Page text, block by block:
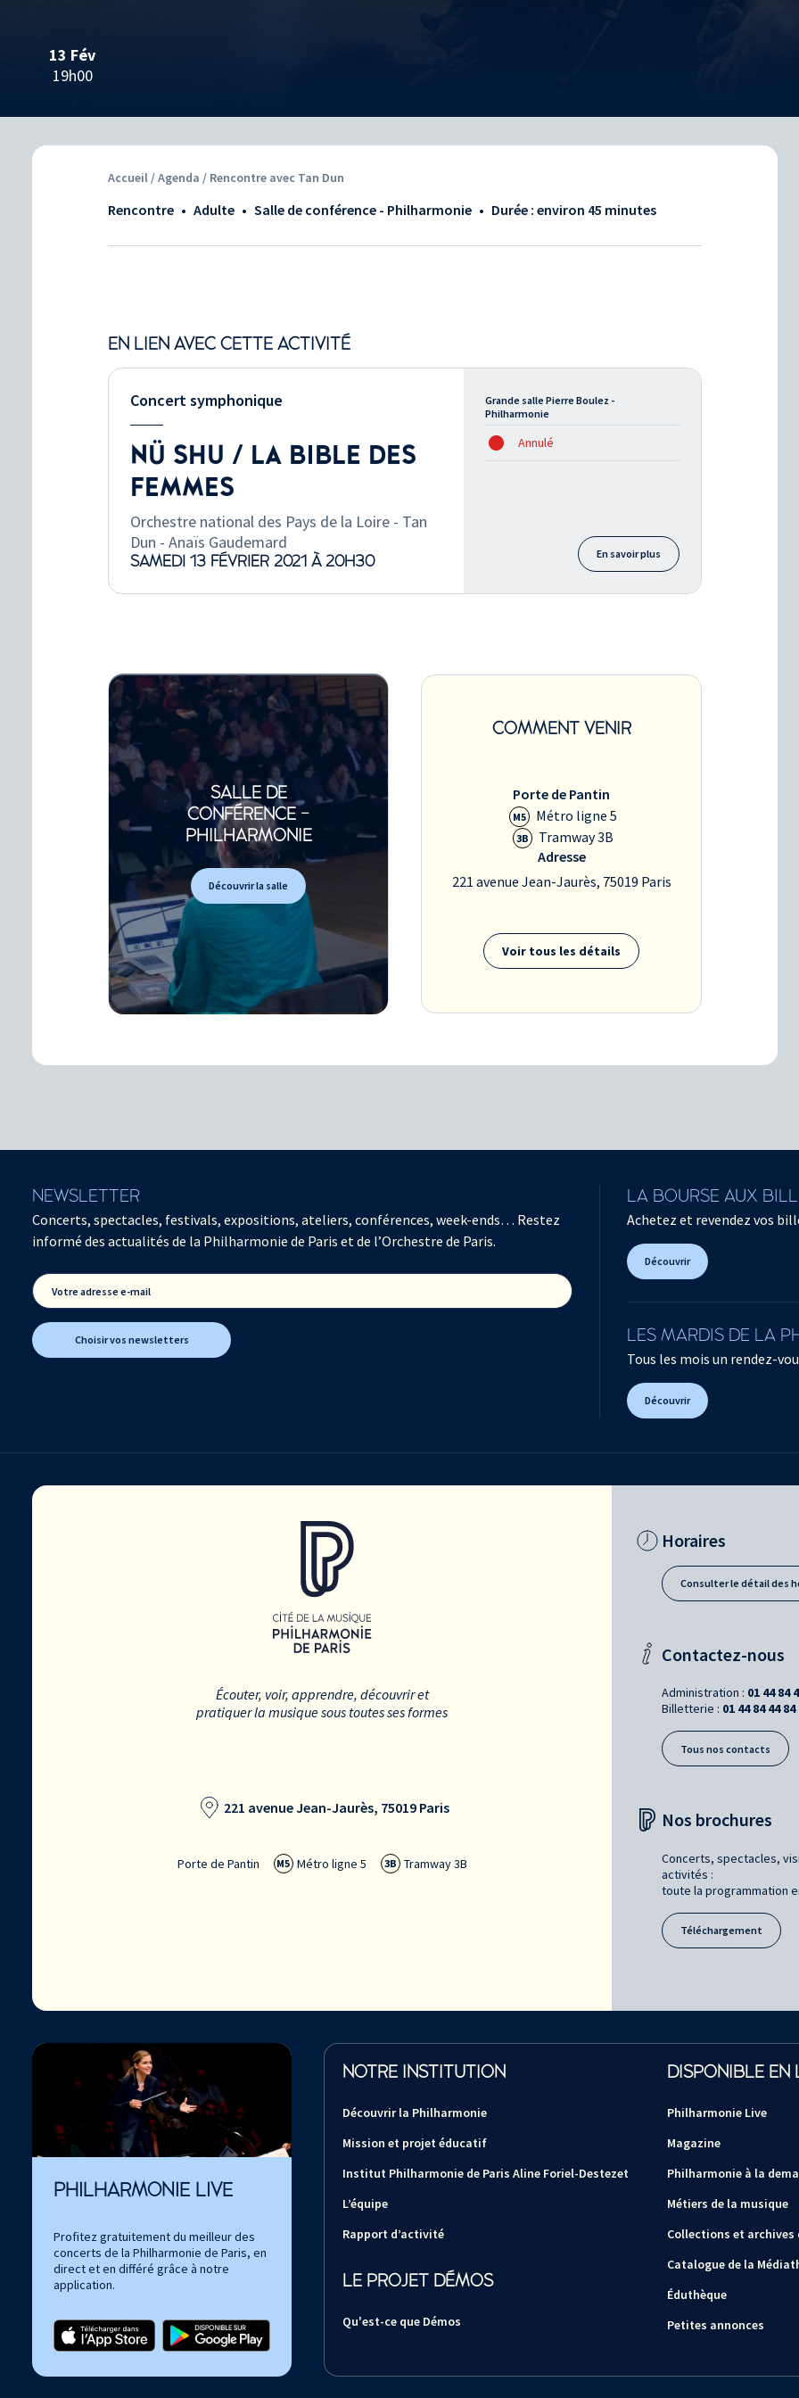
13 Fév
19h00
Accueil /Agenda / Rencontre avec Tan Dun
Rencontre • adulte • Salle de conférence - Philharmonie • Durée : environ 45 minutes
EN LIEN AVEC CETTE ACTIVITÉ
Concert symphonique
NÜ SHU / LA BIBLE DES
FEMMES
Orchestre national des Pays de la Loire - Tan
Dun - Anaïs Gaudemard
SAMEDI 13 FÉVRIER 2021 À 20H30
Grande salle Pierre Boulez -
Philharmonie
Annulé
En savoir plus
SALLE DE
CONFÉRENCE -
PHILHARMONIE
Découvrir la salle
COMMENT VENIR
Porte de Pantin
M5 Métro ligne 5
3B
Tramway 3B
Adresse
221 avenue Jean-Jaurès, 75019 Paris
Voir tous les détails
NEWSLETTER
Concerts, spectacles, festivals, expositions, ateliers, conférences, week-ends… Restez
informé des actualités de la Philharmonie de Paris et de l’Orchestre de Paris.
Votre adresse e-mail
Choisir vos newsletters
LA BOURSE AUX
Achetez et revendez vos
Découvrir
LES MARDIS DE LA
Tous les mois un rendez-
Découvrir
Écouter, voir, apprendre, découvrir et
pratiquer la musique sous toutes ses formes
221 avenue Jean-Jaurès, 75019 Paris
Porte de Pantin M5 Métro ligne 5 3B Tramway 3B
Horaires
Consulter le détail des
Contactez-nous
Administration : 01 44 84
Billetterie : 01 44 84 44 84
Tous nos contacts
Nos brochures
Concerts, spectacles,
activités :
toute la programmation
Téléchargement
PHILHARMONIE LIVE
Profitez gratuitement du meilleur des
concerts de la Philharmonie de Paris, en
direct et en différé grâce à notre
application.
NOTRE INSTITUTION
Découvrir la Philharmonie
Mission et projet éducatif
Institut Philharmonie de Paris Aline Foriel-Destezet
L’équipe
Rapport d’activité
LE PROJET DÉMOS
Qu'est-ce que Démos
DISPONIBLE EN
Philharmonie Live
Magazine
Philharmonie à la
Métiers de la musique
Collections et archives
Catalogue de la
Éduthèque
Petites annonces